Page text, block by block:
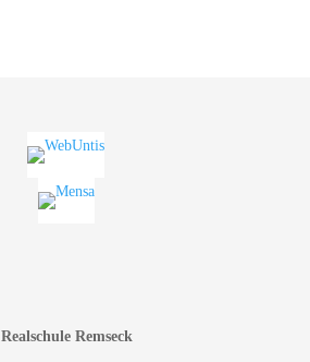
Realschule Remseck